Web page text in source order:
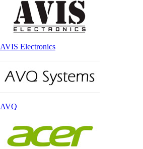
AVIS Electronics
AVQ